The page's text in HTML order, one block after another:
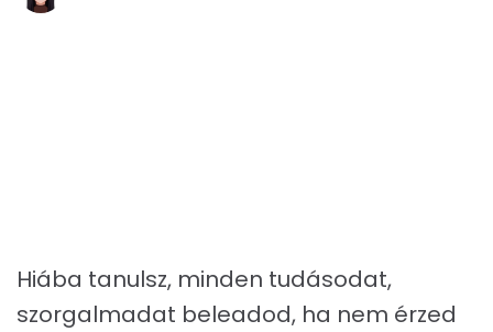
Hiába tanulsz, minden tudásodat,
szorgalmadat beleadod, ha nem érzed